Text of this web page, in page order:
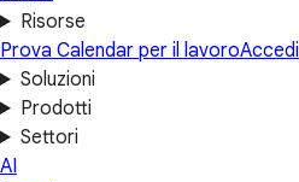
Risorse
Prova Calendar per il lavoroAccedi
Soluzioni
Prodotti
Settori
AI